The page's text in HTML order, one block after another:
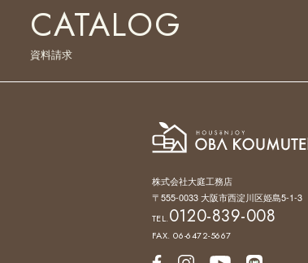
CATALOG
資料請求
株式会社大庭工務店
〒555-0033 大阪市西淀川区姫島5-1-3
TEL.0120-839-008
FAX. 06-6472-5667